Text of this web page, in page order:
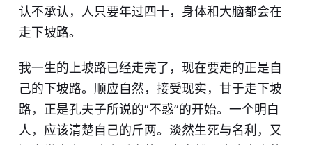
认不承认，人只要年过四十，身体和大脑都会在
走下坡路。
我一生的上坡路已经走完了，现在要走的正是自
己的下坡路​。顺应自然，接受现实，甘于走下坡
路，正是孔夫子所说的“不惑”的开始。一个明白
人，应该清楚自己的斤两。淡然生死与名利，又